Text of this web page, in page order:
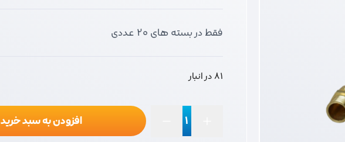
فقط در بسته های 20 عددی
81 در انبار
افزودن به سبد خرید